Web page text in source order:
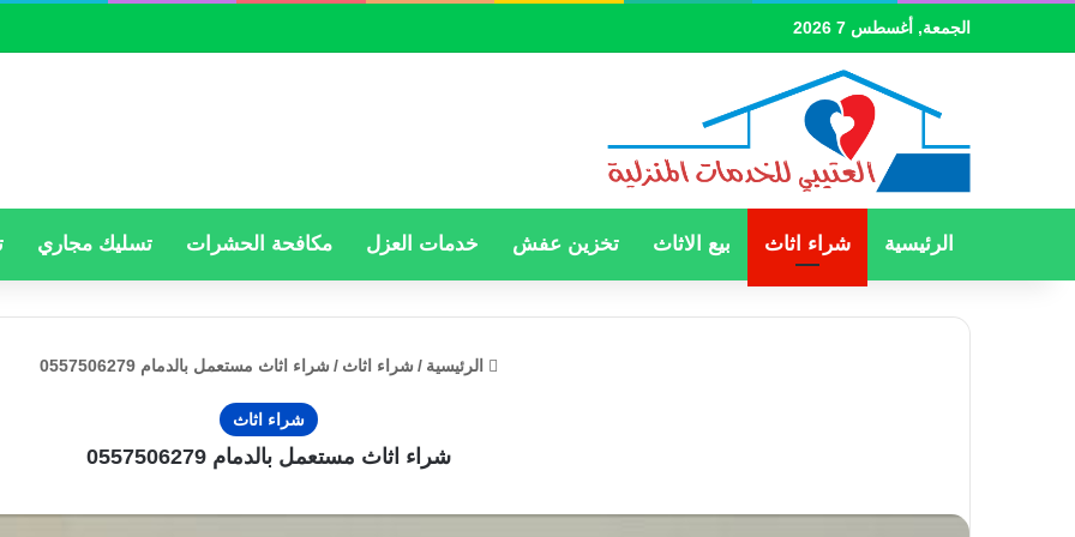
الجمعة, أغسطس 7 2026
الرئيسية شراء اثاث بيع الاثاث تخزين عفش خدمات العزل مكافحة الحشرات تسليك مجاري
الرئيسية / شراء اثاث / شراء اثاث مستعمل بالدمام 0557506279
شراء اثاث
شراء اثاث مستعمل بالدمام 0557506279